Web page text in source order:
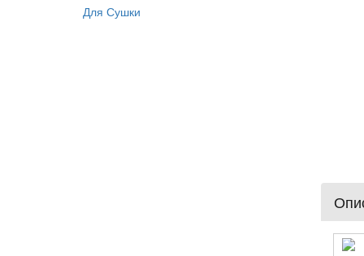
Для Сушки